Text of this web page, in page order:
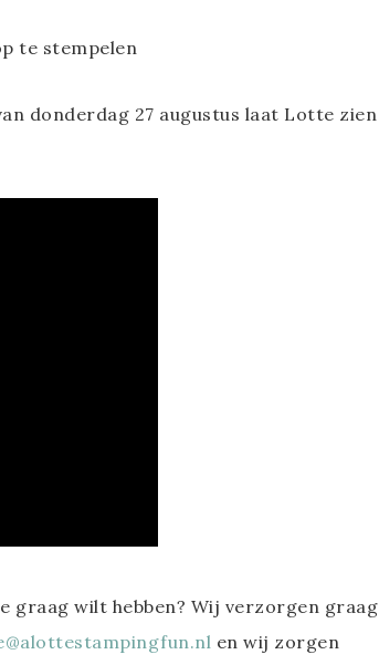
te stempelen
donderdag 27 augustus laat Lotte zien
graag wilt hebben? Wij verzorgen graag
en wij zorgen